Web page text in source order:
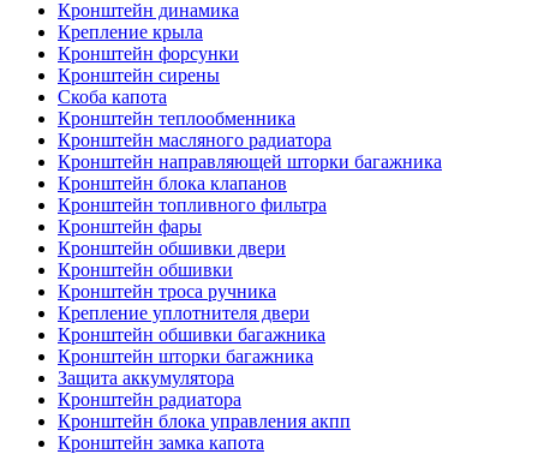
Кронштейн динамика
Крепление крыла
Кронштейн форсунки
Кронштейн сирены
Скоба капота
Кронштейн теплообменника
Кронштейн масляного радиатора
Кронштейн направляющей шторки багажника
Кронштейн блока клапанов
Кронштейн топливного фильтра
Кронштейн фары
Кронштейн обшивки двери
Кронштейн обшивки
Кронштейн троса ручника
Крепление уплотнителя двери
Кронштейн обшивки багажника
Кронштейн шторки багажника
Защита аккумулятора
Кронштейн радиатора
Кронштейн блока управления акпп
Кронштейн замка капота